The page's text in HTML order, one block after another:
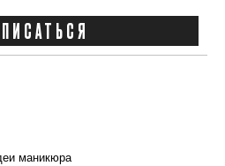
маникюра